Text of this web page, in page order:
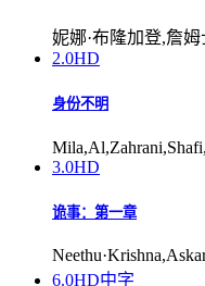
妮娜·布隆加登,詹姆
2.0HD
身份不明
3.0HD
诡事：第一章
6.0HD中字